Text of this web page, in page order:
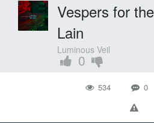
Vespers for
Lain
Luminous Veil
0
534 0